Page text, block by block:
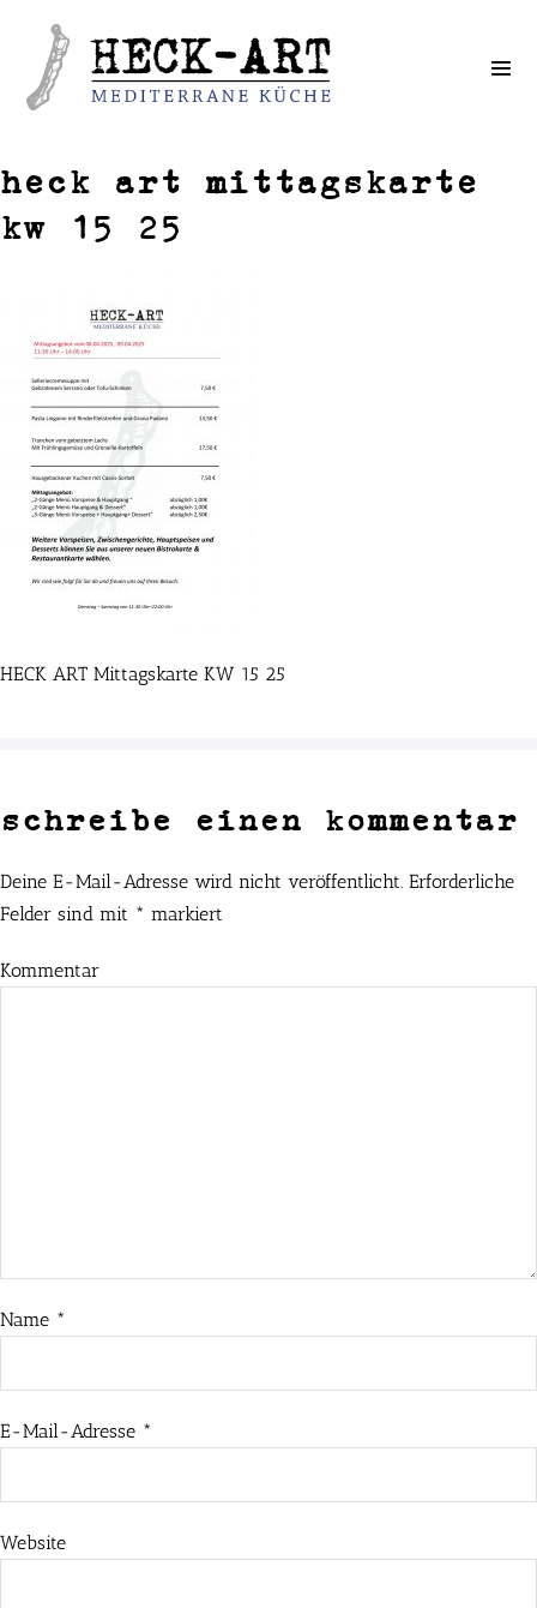
Weiter
Inhalt
heck art mittagskarte
kw 15 25
HECK ART Mittagskarte KW 15 25
schreibe einen kommentar
Deine E-Mail-Adresse wird nicht veröffentlicht. Erforderliche
Felder sind mit * markiert
Kommentar
Name *
E-Mail-Adresse *
Website